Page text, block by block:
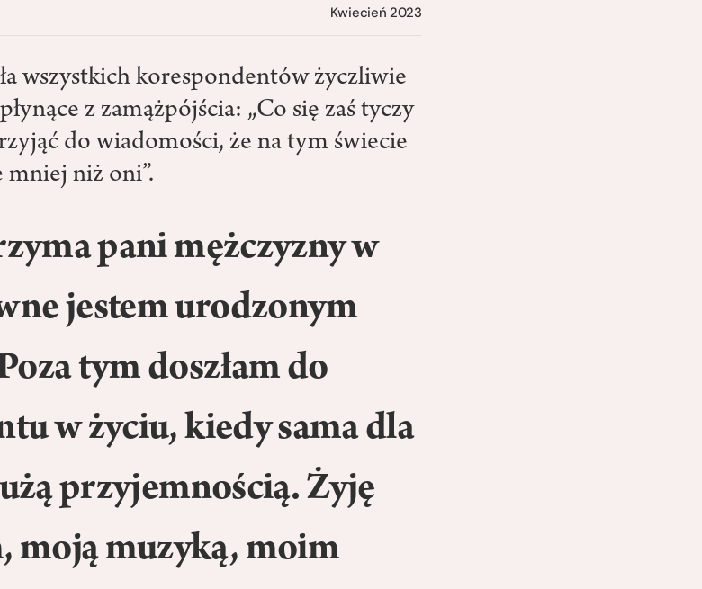
Kwiecień 2023
wszystkich korespondentów życzliwie
z zamążpójścia: „Co się zaś tyczy
do wiadomości, że na tym świecie
niż oni”.
pani mężczyzny w
jestem urodzonym
tym doszłam do
w życiu, kiedy sama dla
przyjemnością. Żyję
moją muzyką, moim